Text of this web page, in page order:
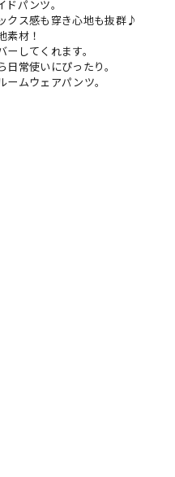
パンツ。
クス感も穿き心地も抜群♪
素材！
してくれます。
常使いにぴったり。
ムウェアパンツ。